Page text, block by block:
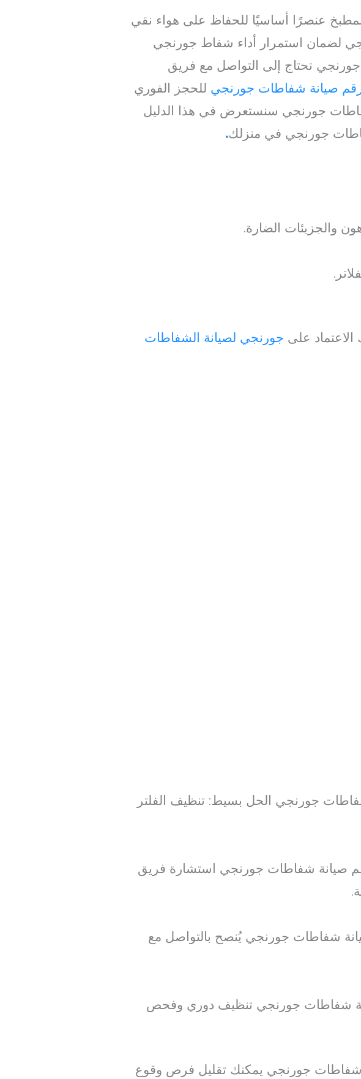
عنصرًا أساسيًا للحفاظ على هواء نقي
لضمان استمرار أداء شفاط جورنجي
تحتاج إلى التواصل مع فريق
صيانة شفاطات جورنجي للحجز الفوري
جورنجي سنستعرض في هذا الدليل
جورنجي في منزلك.
والجزيئات الضارة.
على جورنجي لصيانة الشفاطات
جورنجي الحل بسيط: تنظيف الفلتر
صيانة شفاطات جورنجي استشارة فريق
شفاطات جورنجي يُنصح بالتواصل مع
شفاطات جورنجي تنظيف دوري وفحص
شفاطات جورنجي يمكنك تقليل فرص وقوع